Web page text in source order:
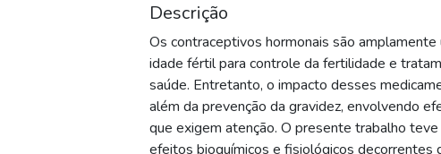
Descrição
Os contraceptivos hormonais são
idade fértil para controle da fertilidade e
saúde. Entretanto, o impacto desses
além da prevenção da gravidez, envolvendo
que exigem atenção. O presente trabalho
efeitos bioquímicos e fisiológicos decorrentes